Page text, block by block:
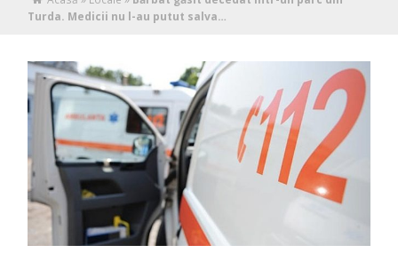
Turda. Medicii nu l-au putut salva…